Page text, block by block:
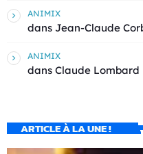
ANIMIX
dans Jean-Claude
ANIMIX
dans Claude Lombard
ARTICLE À LA UNE !